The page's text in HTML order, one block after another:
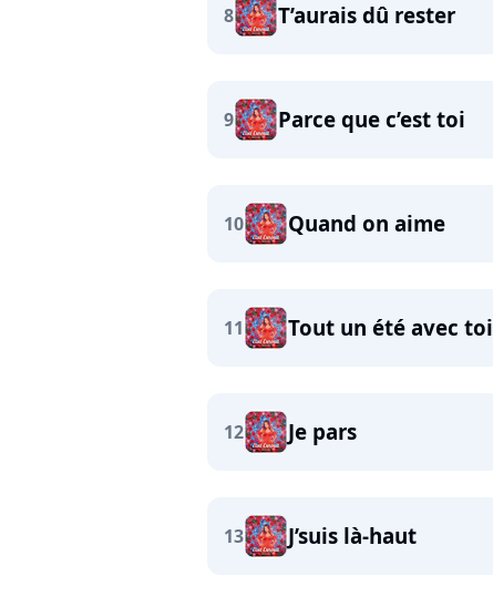
8 T’aurais dû rester
9 Parce que c’est toi
10 Quand on aime
11 Tout un été avec toi
12 Je pars
13 J’suis là-haut